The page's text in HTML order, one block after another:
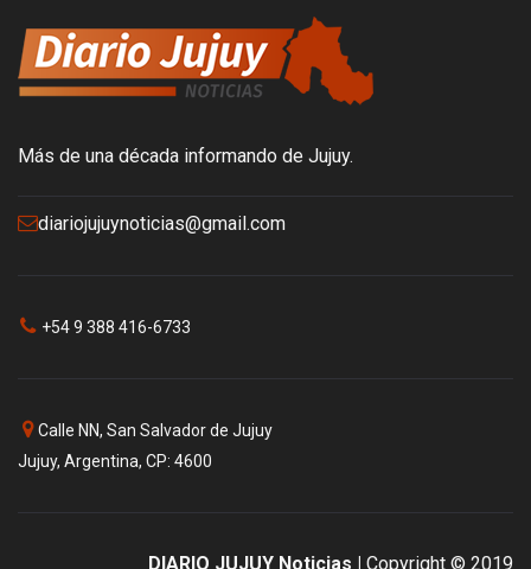
Más de una década informando de Jujuy.
diariojujuynoticias@gmail.com
+54 9 388 416-6733
Calle NN, San Salvador de Jujuy
Jujuy, Argentina, CP: 4600
DIARIO JUJUY Noticias | Copyright © 2019